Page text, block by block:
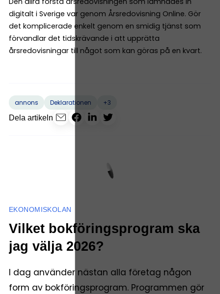
digitalt i Sverige var genom Årsredovisning Online. Gör
det komplicerade enkelt genom en smidig tjänst som
förvandlar det tidskrävande i att upprätta
årsredovisningar till något som kan göras på en kvart.
annons Deklarationen
+3
Dela artikeln
EKONOMISKOLAN
Vilket bokföringsprogram ska
jag välja 2026?
I dag använder nästan alla företag någon
form av bokföringsprogram. Programmen gör